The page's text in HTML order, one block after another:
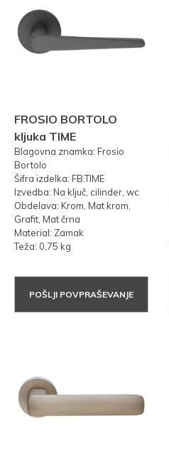
FROSIO BORTOLO
kljuka TIME
Blagovna znamka: Frosio
Bortolo
Šifra izdelka: FB.TIME
Izvedba: Na ključ, cilinder, wc
Obdelava: Krom, Mat krom,
Grafit, Mat črna
Material: Zamak
Teža: 0,75 kg
POŠLJI POVPRAŠEVANJE